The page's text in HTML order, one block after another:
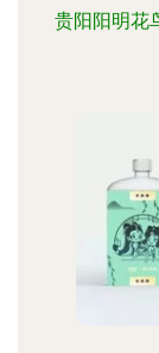
贵阳阳明花